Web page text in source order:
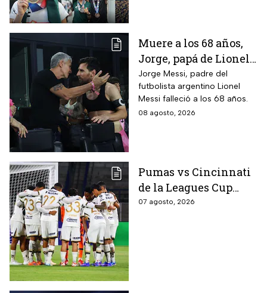
Muere a los 68 años,
Jorge, papá de Lionel
Messi
Jorge Messi, padre del
futbolista argentino Lionel
Messi falleció a los 68 años.
08 agosto, 2026
Pumas vs Cincinnati
de la Leagues Cup
2026 es pospuesto
07 agosto, 2026